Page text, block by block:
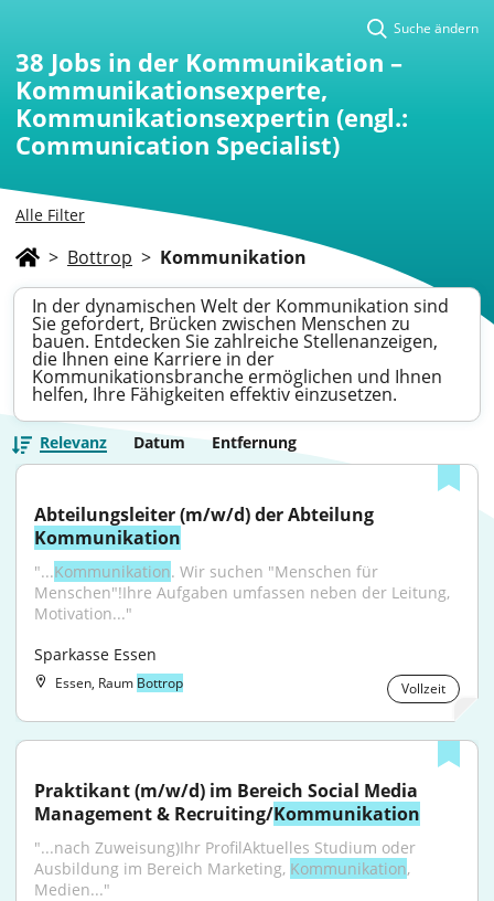
Alle Filter
Suche ändern
38 Jobs in der Kommunikation –
Kommunikationsexperte,
Kommunikationsexpertin (engl.:
Communication Specialist)
> Bottrop > Kommunikation
In der dynamischen Welt der Kommunikation sind
Sie gefordert, Brücken zwischen Menschen zu
bauen. Entdecken Sie zahlreiche Stellenanzeigen,
die Ihnen eine Karriere in der
Kommunikationsbranche ermöglichen und Ihnen
helfen, Ihre Fähigkeiten effektiv einzusetzen.
Relevanz Datum Entfernung
Kommunikation
"...Kommunikation. Wir suchen "Menschen für
Menschen"!Ihre Aufgaben umfassen neben der Leitung,
Motivation..."
Sparkasse Essen
Essen, Raum Bottrop Vollzeit
Praktikant (m/w/d) im Bereich Social Media
Management & Recruiting/Kommunikation
"...nach Zuweisung)Ihr ProfilAktuelles Studium oder
Ausbildung im Bereich Marketing, Kommunikation,
Medien..."